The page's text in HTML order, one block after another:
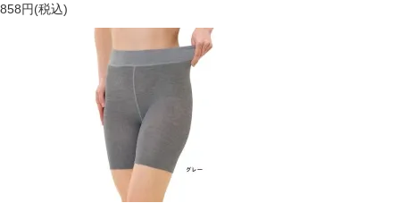
858円(税込)